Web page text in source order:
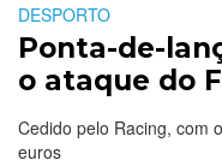
DESPORTO
Ponta-de-
o ataque do
Cedido pelo Racing, com
euros